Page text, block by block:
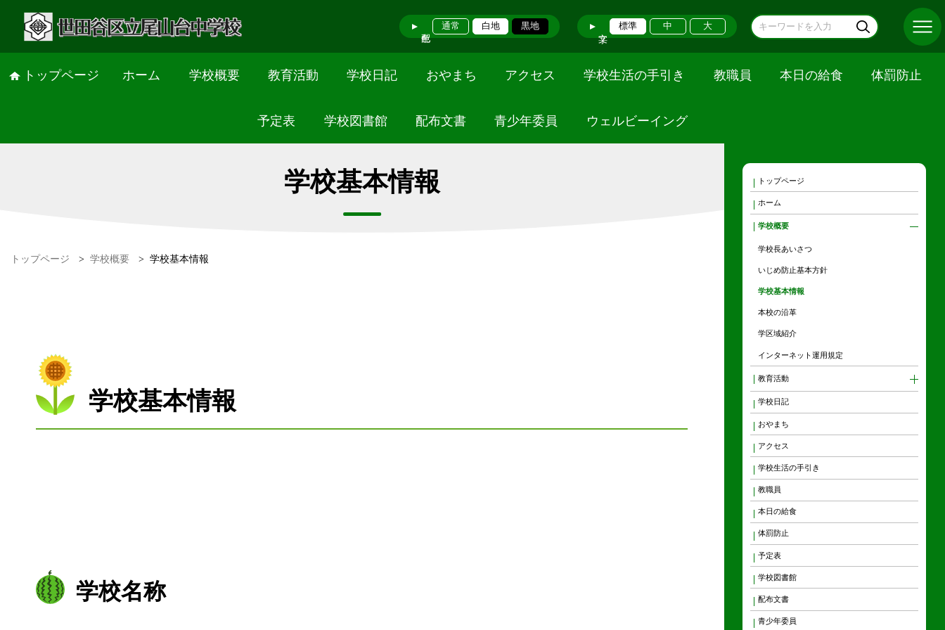
通常 白地 黒地 標準 中 大
トップページ ホーム 学校概要 教育活動 学校日記 おやまち アクセス 学校生活の手引き 教職員 本日の給食 体罰防止
予定表 学校図書館 配布文書 青少年委員 ウェルビーイング
学校基本情報
トップページ > 学校概要 > 学校基本情報
学校基本情報
学校名称
トップページ
ホーム
学校概要
学校長あいさつ
いじめ防止基本方針
学校基本情報
本校の沿革
学区域紹介
インターネット運用規定
教育活動
学校日記
おやまち
アクセス
学校生活の手引き
教職員
本日の給食
体罰防止
予定表
学校図書館
配布文書
青少年委員